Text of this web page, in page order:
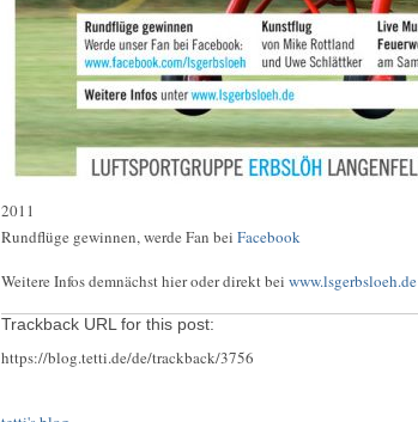
2011
Rundflüge gewinnen, werde Fan bei Facebook
Weitere Infos demnächst hier oder direkt bei www.lsgerbsloeh.de
Trackback URL for this post:
https://blog.tetti.de/de/trackback/3756